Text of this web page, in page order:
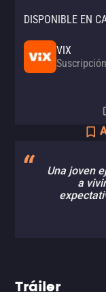
DISPONIBLE EN
VIX
Suscripción
Amazon
Apple TV
Una joven
a
Tráiler